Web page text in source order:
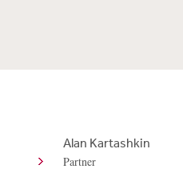
Alan Kartashkin
Partner